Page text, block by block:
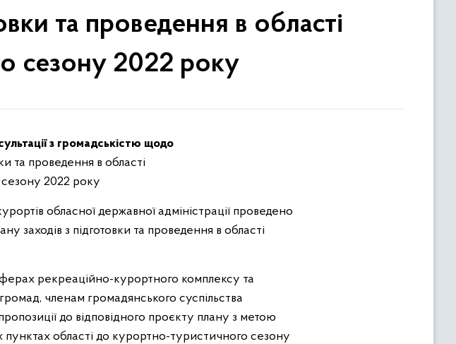
та проведення в області
сезону 2022 року
з громадськістю щодо
та проведення в області
2022 року
обласної державної адміністрації проведено
заходів з підготовки та проведення в області
рекреаційно-курортного комплексу та
членам громадянського суспільства
до відповідного проєкту плану з метою
області до курортно-туристичного сезону